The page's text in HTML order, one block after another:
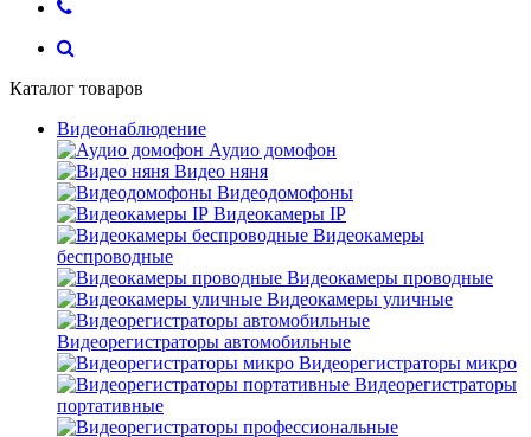
Каталог товаров
Видеонаблюдение
Аудио домофон
Видео няня
Видеодомофоны
Видеокамеры IP
Видеокамеры
беспроводные
Видеокамеры проводные
Видеокамеры уличные
Видеорегистраторы автомобильные
Видеорегистраторы микро
Видеорегистраторы
портативные